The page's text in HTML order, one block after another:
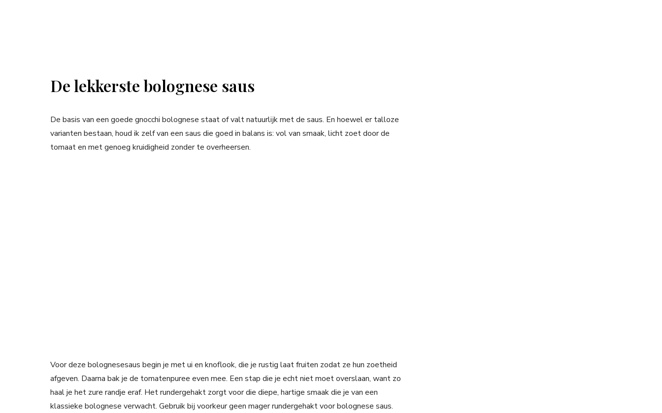
De lekkerste bolognese saus
De basis van een goede gnocchi bolognese staat of valt natuurlijk met de saus. En hoewel er talloze
varianten bestaan, houd ik zelf van een saus die goed in balans is: vol van smaak, licht zoet door de
tomaat en met genoeg kruidigheid zonder te overheersen.
Voor deze bolognesesaus begin je met ui en knoflook, die je rustig laat fruiten zodat ze hun zoetheid
afgeven. Daarna bak je de tomatenpuree even mee. Een stap die je echt niet moet overslaan, want zo
haal je het zure randje eraf. Het rundergehakt zorgt voor die diepe, hartige smaak die je van een
klassieke bolognese verwacht. Gebruik bij voorkeur geen mager rundergehakt voor bolognese saus.